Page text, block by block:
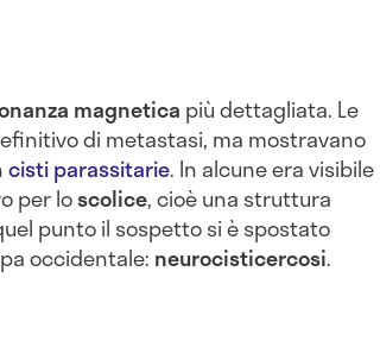
magnetica più dettagliata. Le
di metastasi, ma mostravano
cisti parassitarie. In alcune era visibile
per loscolice, cioè una struttura
punto il sospetto si è spostato
occidentale: neurocisticercosi.